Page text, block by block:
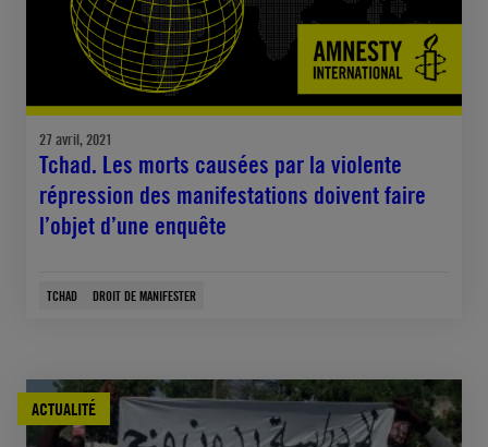
27 avril, 2021
Tchad. Les morts causées par la violente
répression des manifestations doivent faire
l’objet d’une enquête
TCHAD DROIT DE MANIFESTER
ACTUALITÉ